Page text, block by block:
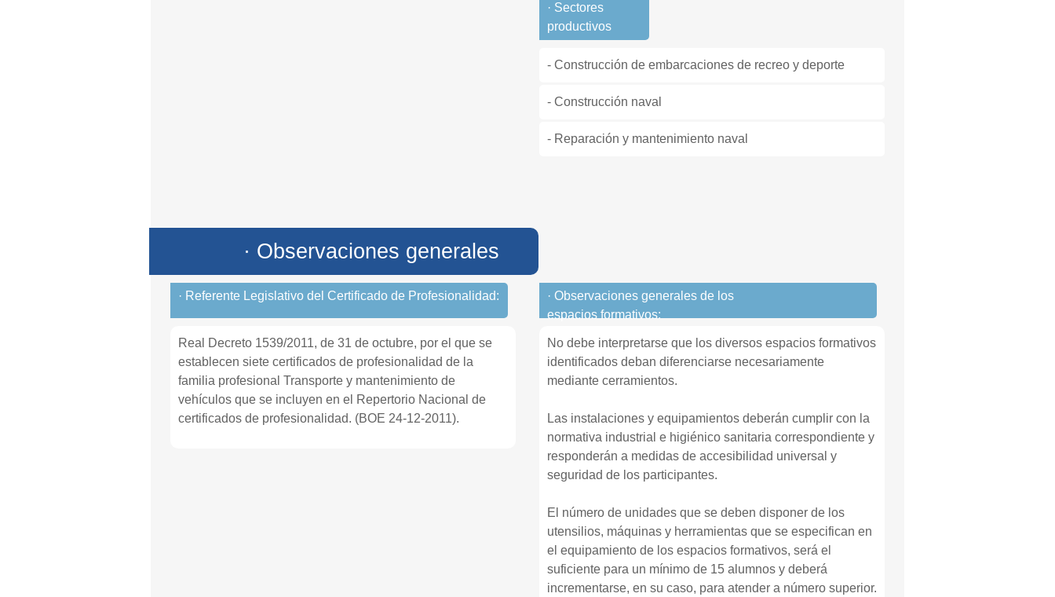
· Sectores
productivos
- Construcción de embarcaciones de recreo y deporte
- Construcción naval
- Reparación y mantenimiento naval
· Observaciones generales
· Referente Legislativo del Certificado de Profesionalidad:
Real Decreto 1539/2011, de 31 de octubre, por el que se
establecen siete certificados de profesionalidad de la
familia profesional Transporte y mantenimiento de
vehículos que se incluyen en el Repertorio Nacional de
certificados de profesionalidad. (BOE 24-12-2011).
· Observaciones generales de los
espacios formativos:
No debe interpretarse que los diversos espacios formativos
identificados deban diferenciarse necesariamente
mediante cerramientos.
Las instalaciones y equipamientos deberán cumplir con la
normativa industrial e higiénico sanitaria correspondiente y
responderán a medidas de accesibilidad universal y
seguridad de los participantes.
El número de unidades que se deben disponer de los
utensilios, máquinas y herramientas que se especifican en
el equipamiento de los espacios formativos, será el
suficiente para un mínimo de 15 alumnos y deberá
incrementarse, en su caso, para atender a número superior.